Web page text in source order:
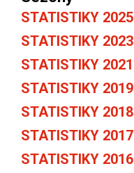
STATISTIKY 2025
STATISTIKY 2023
STATISTIKY 2021
STATISTIKY 2019
STATISTIKY 2018
STATISTIKY 2017
STATISTIKY 2016